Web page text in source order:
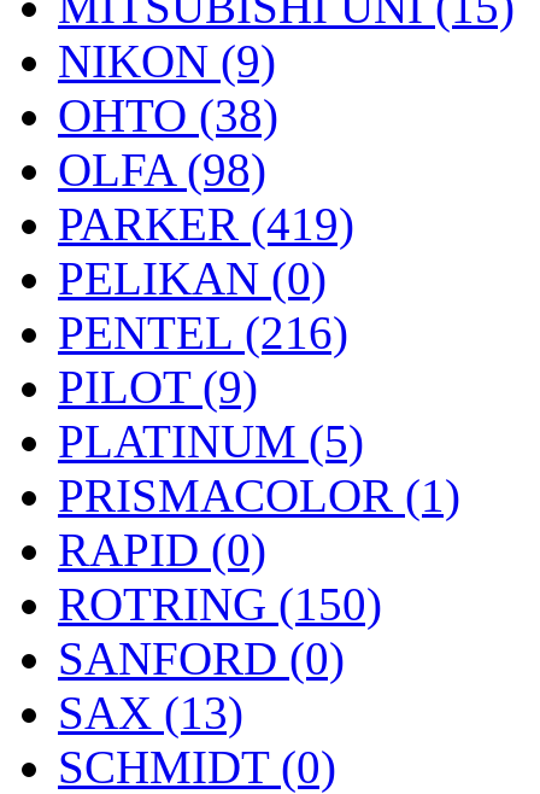
NIKON (9)
OHTO (38)
OLFA (98)
PARKER (419)
PELIKAN (0)
PENTEL (216)
PILOT (9)
PLATINUM (5)
PRISMACOLOR (1)
RAPID (0)
ROTRING (150)
SANFORD (0)
SAX (13)
SCHMIDT (0)